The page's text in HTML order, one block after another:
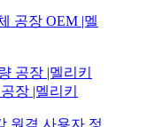
공장 OEM |멜
장 |멜리키